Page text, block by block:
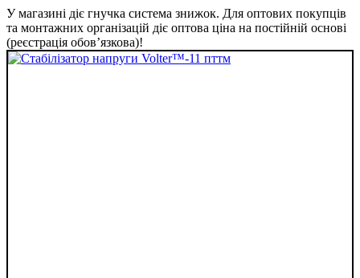
У магазині діє гнучка система знижок. Для оптових покупців
та монтажних організацій діє оптова ціна на постійній основі
(реєстрація обов’язкова)!